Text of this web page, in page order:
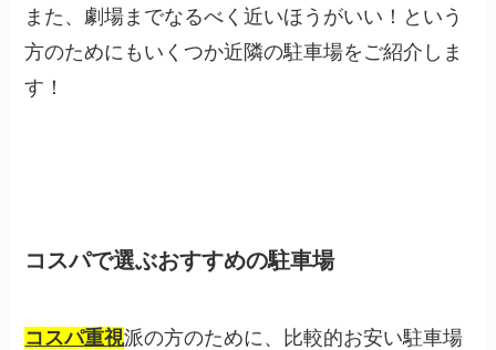
また、劇場までなるべく近いほうがいい！という
方のためにもいくつか近隣の駐車場をご紹介しま
す！
コスパで選ぶおすすめの駐車場
コスパ重視派の方のために、比較的お安い駐車場